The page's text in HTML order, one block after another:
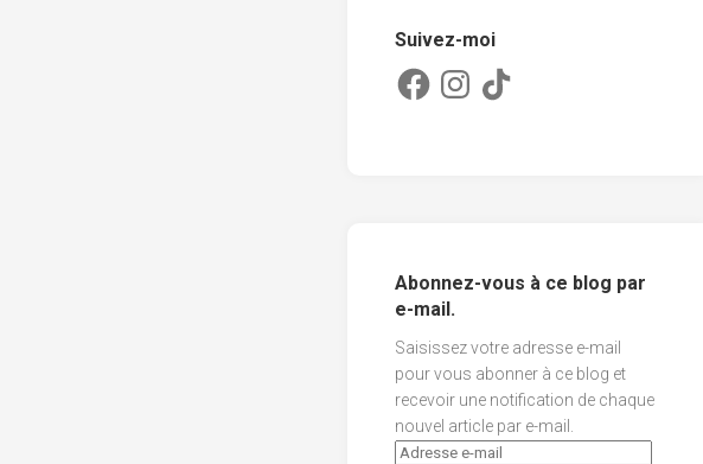
Suivez-moi
FacebookInstagram
TikTok
Abonnez-vous à ce blog par
e-mail.
Saisissez votre adresse e-mail
pour vous abonner à ce blog et
recevoir une notification de chaque
nouvel article par e-mail.